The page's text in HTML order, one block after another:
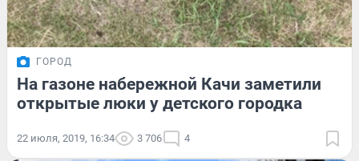
ГОРОД
На газоне набережной Качи заметили
открытые люки у детского городка
22 июля, 2019, 16:34 3 706 4